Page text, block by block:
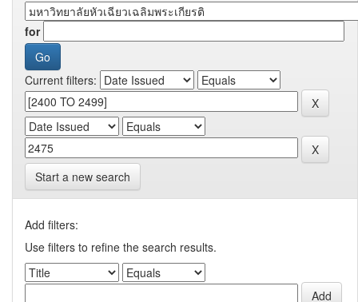
for
Current filters:
Start a new search
Add filters:
Use filters to refine the search results.